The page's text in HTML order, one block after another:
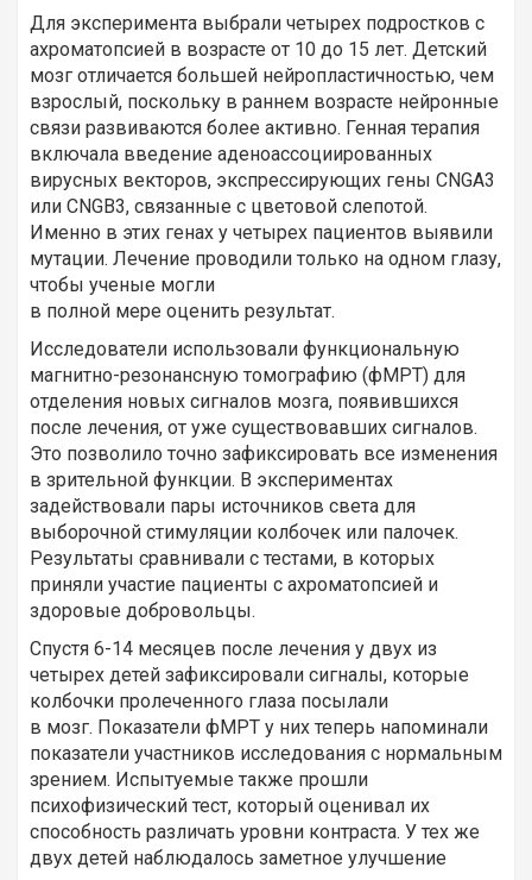
Для эксперимента выбрали четырех подростков с
ахроматопсией в возрасте от 10 до 15 лет. Детский
мозг отличается большей нейропластичностью, чем
взрослый, поскольку в раннем возрасте нейронные
связи развиваются более активно. Генная терапия
включала введение аденоассоциированных
вирусных векторов, экспрессирующих гены CNGA3
или CNGB3, связанные с цветовой слепотой.
Именно в этих генах у четырех пациентов выявили
мутации. Лечение проводили только на одном глазу,
чтобы ученые могли
в полной мере оценить результат.
Исследователи использовали функциональную
магнитно-резонансную томографию (фМРТ) для
отделения новых сигналов мозга, появившихся
после лечения, от уже существовавших сигналов.
Это позволило точно зафиксировать все изменения
в зрительной функции. В экспериментах
задействовали пары источников света для
выборочной стимуляции колбочек или палочек.
Результаты сравнивали с тестами, в которых
приняли участие пациенты с ахроматопсией и
здоровые добровольцы.
Спустя 6-14 месяцев после лечения у двух из
четырех детей зафиксировали сигналы, которые
колбочки пролеченного глаза посылали
в мозг. Показатели фМРТ у них теперь напоминали
показатели участников исследования с нормальным
зрением. Испытуемые также прошли
психофизический тест, который оценивал их
способность различать уровни контраста. У тех же
двух детей наблюдалось заметное улучшение